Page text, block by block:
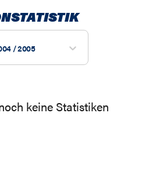
/ 2005
keine Statistiken